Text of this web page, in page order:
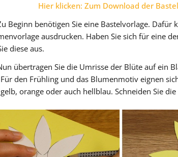
Hier klicken: Zum Download der
Beginn benötigen Sie eine Bastelvorlage. Dafür
ausdrucken. Haben Sie sich für eine
diese aus.
übertragen Sie die Umrisse der Blüte auf ein
den Frühling und das Blumenmotiv eignen
orange oder auch hellblau. Schneiden Sie